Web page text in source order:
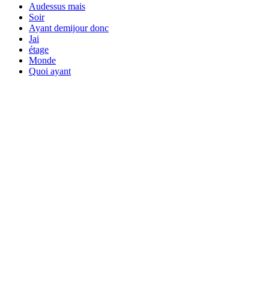
Audessus mais
Soir
Ayant demijour donc
Jai
étage
Monde
Quoi ayant